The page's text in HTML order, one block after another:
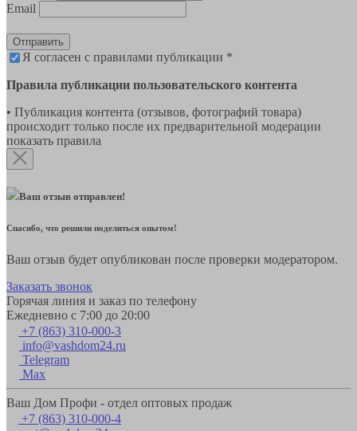
Email
Отправить
Я согласен с правилами публикации *
Правила публикации пользовательского контента
• Публикация контента (отзывов, фотографий товара)
происходит только после их предварительной модерации
показать правила
Ваш отзыв отправлен!
Спасибо, что решили поделиться опытом!
Ваш отзыв будет опубликован после проверки модератором.
Заказать звонок
Горячая линия и заказ по телефону
Ежедневно с 7:00 до 20:00
+7 (863) 310-000-3
info@vashdom24.ru
Telegram
Max
Ваш Дом Профи - отдел оптовых продаж
+7 (863) 310-000-4